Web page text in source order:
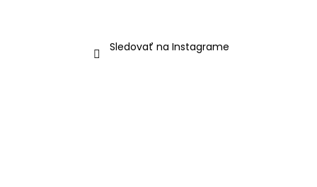
Sledovať na Instagrame